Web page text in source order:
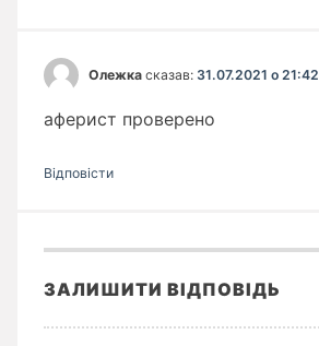
Олежка сказав: 31.07.2021 о 21:42
аферист проверено
Відповіcти
ЗАЛИШИТИ ВІДПОВІДЬ